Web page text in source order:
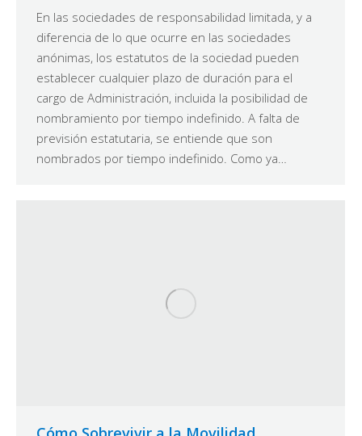
En las sociedades de responsabilidad limitada, y a
diferencia de lo que ocurre en las sociedades
anónimas, los estatutos de la sociedad pueden
establecer cualquier plazo de duración para el
cargo de Administración, incluida la posibilidad de
nombramiento por tiempo indefinido. A falta de
previsión estatutaria, se entiende que son
nombrados por tiempo indefinido. Como ya…